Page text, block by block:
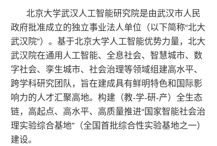
北京大学武汉人工智能研究院是由武汉市人民
政府批准成立的独立事业法人单位（以下简称“北大
武汉院”）。基于北京大学人工智能优势力量，北大
武汉院在通用人工智能、全息社会、智慧城市、数
字社会、孪生城市、社会治理等领域组建高水平、
跨学科研究团队，旨在建成具有鲜明特色和国际影
响力的人才汇聚高地。构建（教-学-研-产）全生态
链，高起点、高水平、高质量推进“国家智能社会治
理实验综合基地”（全国首批综合性实验基地之一）
建设。